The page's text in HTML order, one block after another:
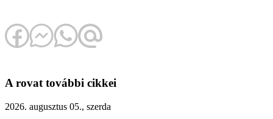
A rovat további cikkei
2026. augusztus 05., szerda